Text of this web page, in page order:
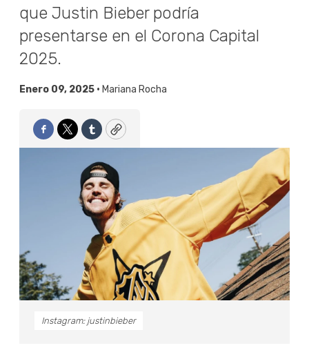
que Justin Bieber podría
presentarse en el Corona Capital
2025.
Enero 09, 2025 • Mariana Rocha
Facebook
TwitterTumblrCopy
Instagram: justinbieber